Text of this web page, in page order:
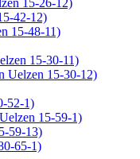
15-26-12)
42-12)
15-48-11)
15-30-11)
Uelzen 15-30-12)
52-1)
15-59-1)
59-13)
65-1)